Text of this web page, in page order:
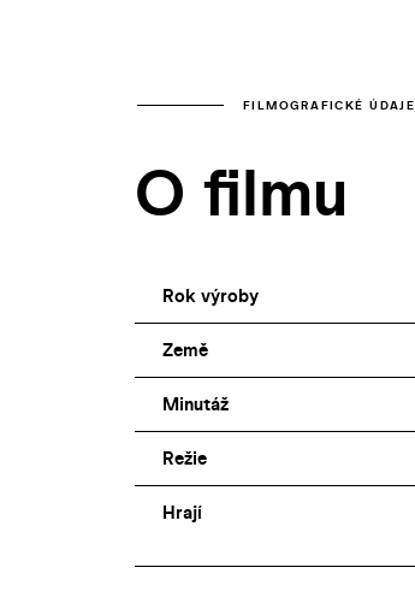
FILMOGRAFICKÉ ÚDAJE
O filmu
Rok výroby
Země
Minutáž
Režie
Hrají